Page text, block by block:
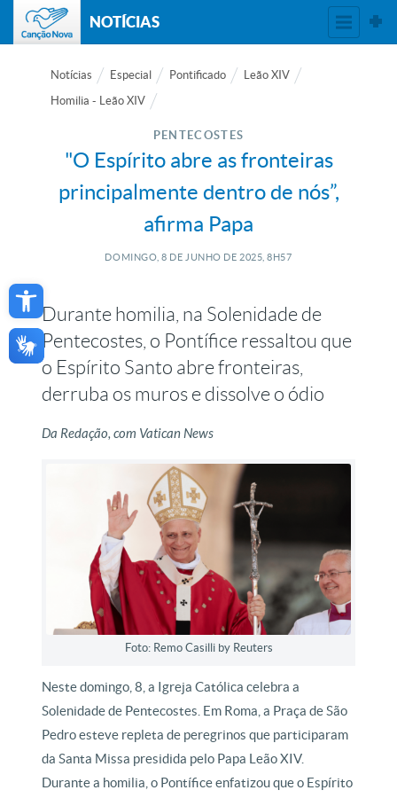
Open toolbar
NOTÍCIAS
Notícias Especial Pontificado
Leão XIV
Homilia - Leão XIV
PENTECOSTES
"O Espírito abre as fronteiras
principalmente dentro de nós”,
afirma Papa
DOMINGO, 8 DE JUNHO DE 2025, 8H57
Durante homilia, na Solenidade de
Pentecostes, o Pontífice ressaltou que
o Espírito Santo abre fronteiras,
derruba os muros e dissolve o ódio
Da Redação, com Vatican News
Foto: Remo Casilli by Reuters
Neste domingo, 8, a Igreja Católica celebra a
Solenidade de Pentecostes. Em Roma, a Praça de São
Pedro esteve repleta de peregrinos que participaram
da Santa Missa presidida pelo Papa Leão XIV.
Durante a homilia, o Pontífice enfatizou que o Espírito